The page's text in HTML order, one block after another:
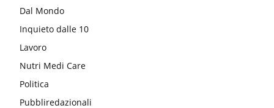
Dal Mondo
Inquieto dalle 10
Lavoro
Nutri Medi Care
Politica
Pubbliredazionali